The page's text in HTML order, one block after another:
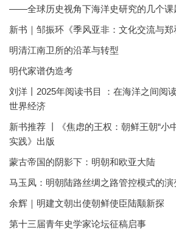
——全球历史视角下海洋史研究的几个课
新书｜邹振环《季风亚非：文化交流与郑
明清江南卫所的沿革与转型
明代家谱伪造考
刘洋丨2025年阅读书目 ：在海洋之间
世界经济
新书推荐 丨《焦虑的王权：朝鲜王朝“小
实践》出版
蒙古帝国的阴影下：明朝和欧亚大陆
马玉凤：明朝陆路丝绸之路管控模式的演
余辉｜明建文朝出使朝鲜使臣陆颙新探
第十三届青年史学家论坛征稿启事